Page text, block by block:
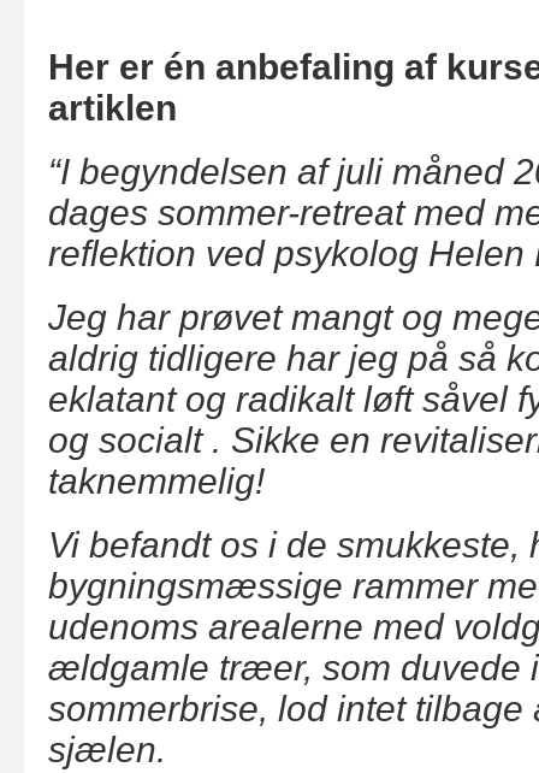
Her er én anbefaling af
artiklen
“I begyndelsen af juli måned
dages sommer-retreat med
reflektion ved psykolog Helen
Jeg har prøvet mangt og
aldrig tidligere har jeg på så
eklatant og radikalt løft såvel
og socialt . Sikke en
taknemmelig!
Vi befandt os i de smukkeste,
bygningsmæssige rammer
udenoms arealerne med
ældgamle træer, som duvede
sommerbrise, lod intet tilbage
sjælen.